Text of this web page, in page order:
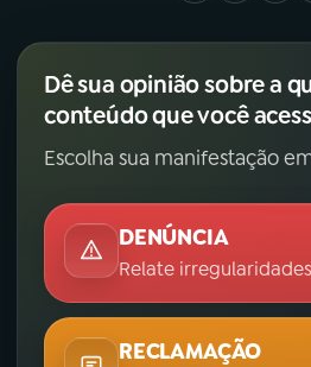
Dê sua opinião sobre a
conteúdo que você
Escolha sua manifestação
DENÚNCIA
Relate
RECLAMAÇÃO